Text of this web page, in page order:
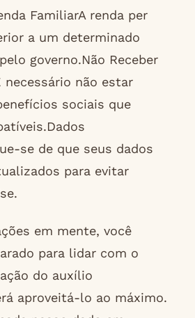
FamiliarA renda per
a um determinado
governo.Não Receber
necessário não estar
sociais que
se de que seus dados
para evitar
em mente, você
para lidar com o
do auxílio
aproveitá-lo ao máximo.